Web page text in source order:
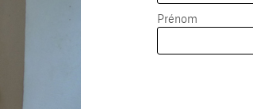
Prénom